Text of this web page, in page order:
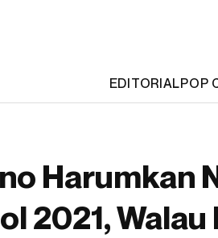
EDITORIALPOP
Harumkan
2021, Walau